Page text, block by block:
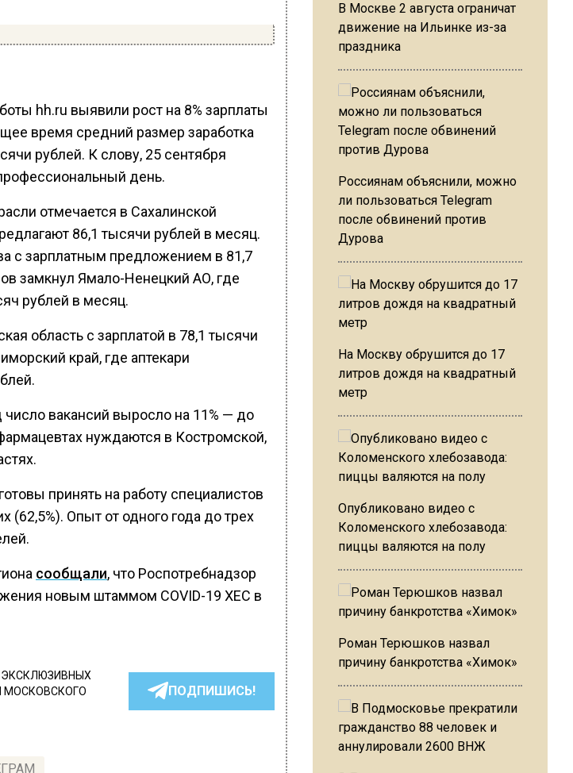
hh.ru выявили рост на 8% зарплаты
время средний размер заработка
рублей. К слову, 25 сентября
день.
отмечается в Сахалинской
86,1 тысячи рублей в месяц.
с зарплатным предложением в 81,7
замкнул Ямало-Ненецкий АО, где
рублей в месяц.
область с зарплатой в 78,1 тысячи
край, где аптекари
число вакансий выросло на 11% — до
нуждаются в Костромской,
принять на работу специалистов
(62,5%). Опыт от одного года до трех
сообщали, что Роспотребнадзор
новым штаммом COVID-19 ХЕС в
МОСКОВСКОГО
ПОДПИШИСЬ!
В Москве 2 августа ограничат
движение на Ильинке из-за
праздника
Россиянам объяснили, можно
ли пользоваться Telegram
после обвинений против
Дурова
На Москву обрушится до 17
литров дождя на квадратный
метр
Опубликовано видео с
Коломенского хлебозавода:
пиццы валяются на полу
Роман Терюшков назвал
причину банкротства «Химок»